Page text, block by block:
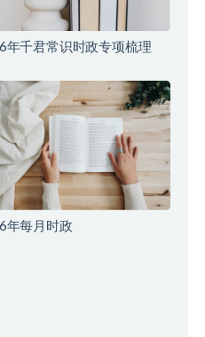
年千君常识时政专项梳理
年每月时政